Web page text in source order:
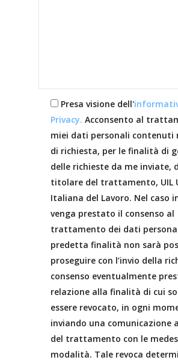
Presa visione dell'
Privacy. Acconsento al
miei dati personali contenuti
di richiesta, per le finalità di
delle richieste da me inviate,
titolare del trattamento, UIL
Italiana del Lavoro. Nel caso
venga prestato il consenso al
trattamento dei dati
predetta finalità non sarà
proseguire con l’invio della
consenso eventualmente
relazione alla finalità di cui
essere revocato, in ogni
inviando una comunicazione
del trattamento con le
modalità. Tale revoca